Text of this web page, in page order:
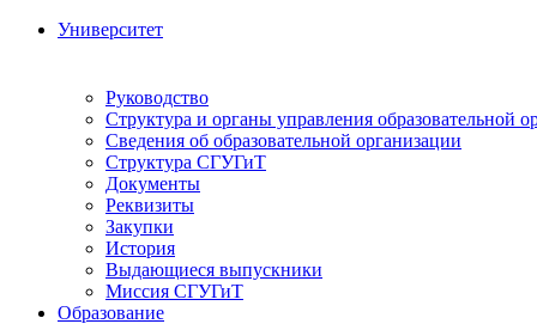
Университет
Руководство
Структура и органы управления образовательной
Сведения об образовательной организации
Структура СГУГиТ
Документы
Реквизиты
Закупки
История
Выдающиеся выпускники
Миссия СГУГиТ
Образование